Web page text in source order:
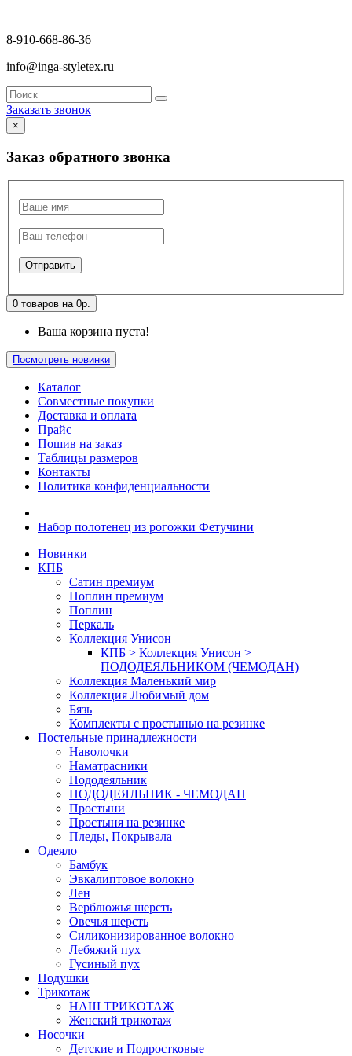
8-910-668-86-36
info@inga-styletex.ru
Заказать звонок
×
Заказ обратного звонка
0 товаров на 0р.
Ваша корзина пуста!
Посмотреть новинки
Каталог
Совместные покупки
Доставка и оплата
Прайс
Пошив на заказ
Таблицы размеров
Контакты
Политика конфиденциальности
Набор полотенец из рогожки Фетучини
Новинки
КПБ
Сатин премиум
Поплин премиум
Поплин
Перкаль
Коллекция Унисон
КПБ > Коллекция Унисон >
ПОДОДЕЯЛЬНИКОМ (ЧЕМОДАН)
Коллекция Маленький мир
Коллекция Любимый дом
Бязь
Комплекты с простынью на резинке
Постельные принадлежности
Наволочки
Наматрасники
Пододеяльник
ПОДОДЕЯЛЬНИК - ЧЕМОДАН
Простыни
Простыня на резинке
Пледы, Покрывала
Одеяло
Бамбук
Эвкалиптовое волокно
Лен
Верблюжья шерсть
Овечья шерсть
Силиконизированное волокно
Лебяжий пух
Гусиный пух
Подушки
Трикотаж
НАШ ТРИКОТАЖ
Женский трикотаж
Носочки
Детские и Подростковые